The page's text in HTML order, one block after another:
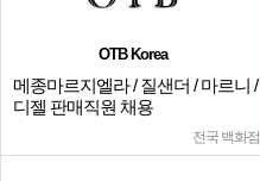
OTB Korea
메종마르지엘라 / 질샌더 / 마르니 /
디젤 판매직원 채용
전국 백화점